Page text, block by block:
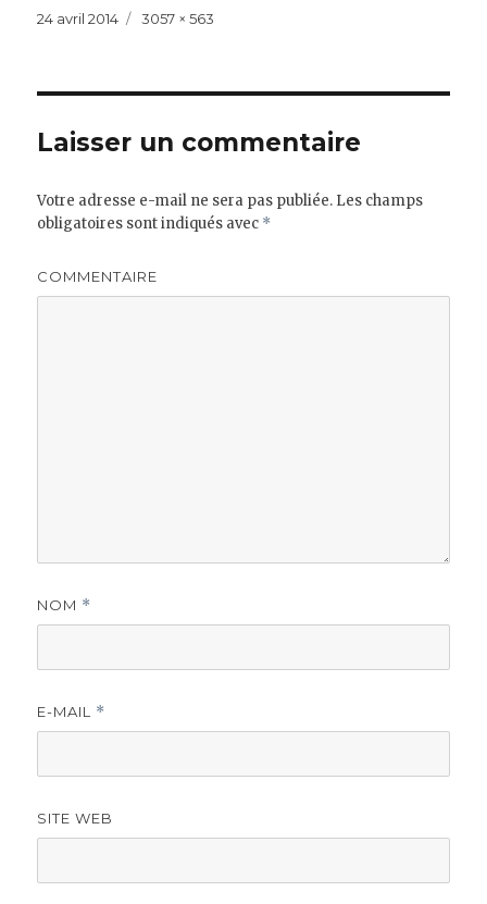
Publié
24 avril 2014
Taille
3057 × 563
Laisser un commentaire
Votre adresse e-mail ne sera pas publiée. Les champs
obligatoires sont indiqués avec *
COMMENTAIRE
NOM *
E-MAIL *
SITE WEB